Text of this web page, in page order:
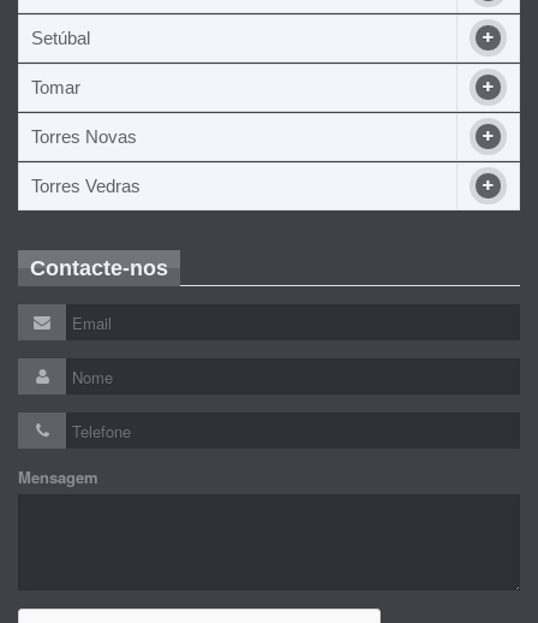
Setúbal
Tomar
Torres Novas
Torres Vedras
Contacte-nos
Mensagem